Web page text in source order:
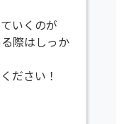
いくのが
際はしっか
ださい！